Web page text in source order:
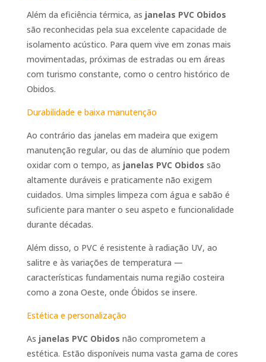
Além da eficiência térmica, as janelas PVC Obidos
são reconhecidas pela sua excelente capacidade de
isolamento acústico. Para quem vive em zonas mais
movimentadas, próximas de estradas ou em áreas
com turismo constante, como o centro histórico de
Obidos.
Durabilidade e baixa manutenção
Ao contrário das janelas em madeira que exigem
manutenção regular, ou das de alumínio que podem
oxidar com o tempo, as janelas PVC Obidos são
altamente duráveis e praticamente não exigem
cuidados. Uma simples limpeza com água e sabão é
suficiente para manter o seu aspeto e funcionalidade
durante décadas.
Além disso, o PVC é resistente à radiação UV, ao
salitre e às variações de temperatura —
características fundamentais numa região costeira
como a zona Oeste, onde Óbidos se insere.
Estética e personalização
As janelas PVC Obidos não comprometem a
estética. Estão disponíveis numa vasta gama de cores